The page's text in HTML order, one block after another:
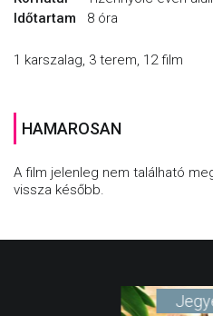
Időtartam
8 óra
1 karszalag, 3 terem, 12 film
HAMAROSAN
A film jelenleg nem található
vissza később.